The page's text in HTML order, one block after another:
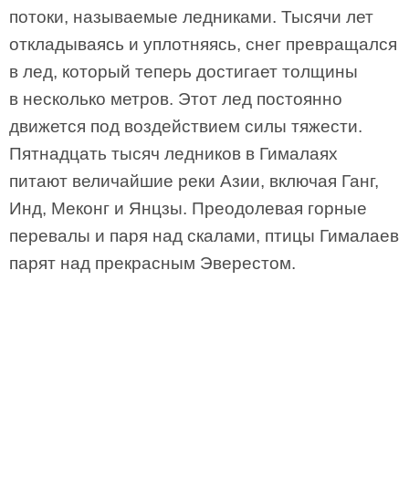
потоки, называемые ледниками. Тысячи лет
откладываясь и уплотняясь, снег превращался
в лед, который теперь достигает толщины
в несколько метров. Этот лед постоянно
движется под воздействием силы тяжести.
Пятнадцать тысяч ледников в Гималаях
питают величайшие реки Азии, включая Ганг,
Инд, Меконг и Янцзы. Преодолевая горные
перевалы и паря над скалами, птицы Гималаев
парят над прекрасным Эверестом.